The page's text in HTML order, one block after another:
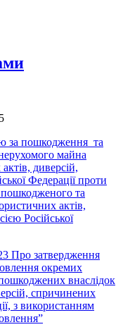
за пошкодження та
майна
диверсій,
Федерації проти
та
актів,
Російської
Про затвердження
окремих
внаслідок
спричинених
з використанням